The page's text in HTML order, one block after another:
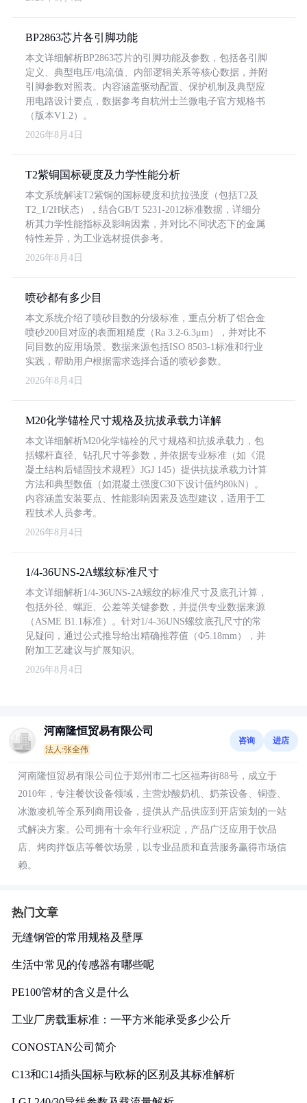
BP2863芯片各引脚功能
本文详细解析BP2863芯片的引脚功能及参数，包括各引脚
定义、典型电压/电流值、内部逻辑关系等核心数据，并附
引脚参数对照表。内容涵盖驱动配置、保护机制及典型应
用电路设计要点，数据参考自杭州士兰微电子官方规格书
（版本V1.2）。
2026年8月4日
T2紫铜国标硬度及力学性能分析
本文系统解读T2紫铜的国标硬度和抗拉强度（包括T2及
T2_1/2H状态），结合GB/T 5231-2012标准数据，详细分
析其力学性能指标及影响因素，并对比不同状态下的金属
特性差异，为工业选材提供参考。
2026年8月4日
喷砂都有多少目
本文系统介绍了喷砂目数的分级标准，重点分析了铝合金
喷砂200目对应的表面粗糙度（Ra 3.2-6.3μm），并对比不
同目数的应用场景。数据来源包括ISO 8503-1标准和行业
实践，帮助用户根据需求选择合适的喷砂参数。
2026年8月4日
M20化学锚栓尺寸规格及抗拔承载力详解
本文详细解析M20化学锚栓的尺寸规格和抗拔承载力，包
括螺杆直径、钻孔尺寸等参数，并依据专业标准（如《混
凝土结构后锚固技术规程》JGJ 145）提供抗拔承载力计算
方法和典型数值（如混凝土强度C30下设计值约80kN）。
内容涵盖安装要点、性能影响因素及选型建议，适用于工
程技术人员参考。
2026年8月4日
1/4-36UNS-2A螺纹标准尺寸
本文详细解析1/4-36UNS-2A螺纹的标准尺寸及底孔计算，
包括外径、螺距、公差等关键参数，并提供专业数据来源
（ASME B1.1标准）。针对1/4-36UNS螺纹底孔尺寸的常
见疑问，通过公式推导给出精确推荐值（Φ5.18mm），并
附加工艺建议与扩展知识。
2026年8月4日
河南隆恒贸易有限公司
法人:张全伟
咨询 进店
河南隆恒贸易有限公司位于郑州市二七区福寿街88号，成立于
2010年，专注餐饮设备领域，主营炒酸奶机、奶茶设备、铜壶、
冰激凌机等全系列商用设备，提供从产品供应到开店策划的一站
式解决方案。公司拥有十余年行业积淀，产品广泛应用于饮品
店、烤肉拌饭店等餐饮场景，以专业品质和直营服务赢得市场信
赖。
热门文章
无缝钢管的常用规格及壁厚
生活中常见的传感器有哪些呢
PE100管材的含义是什么
工业厂房载重标准：一平方米能承受多少公斤
CONOSTAN公司简介
C13和C14插头国标与欧标的区别及其标准解析